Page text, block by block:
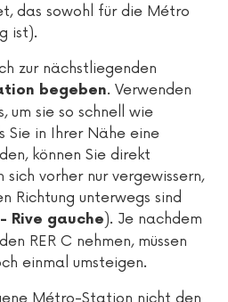
das sowohl für die Métro
ist).
zur nächstliegenden
begeben. Verwenden
um sie so schnell wie
Sie in Ihrer Nähe eine
können Sie direkt
vorher nur vergewissern,
Richtung unterwegs sind
Rive gauche). Je nachdem
RER C nehmen, müssen
einmal umsteigen.
Métro-Station nicht den